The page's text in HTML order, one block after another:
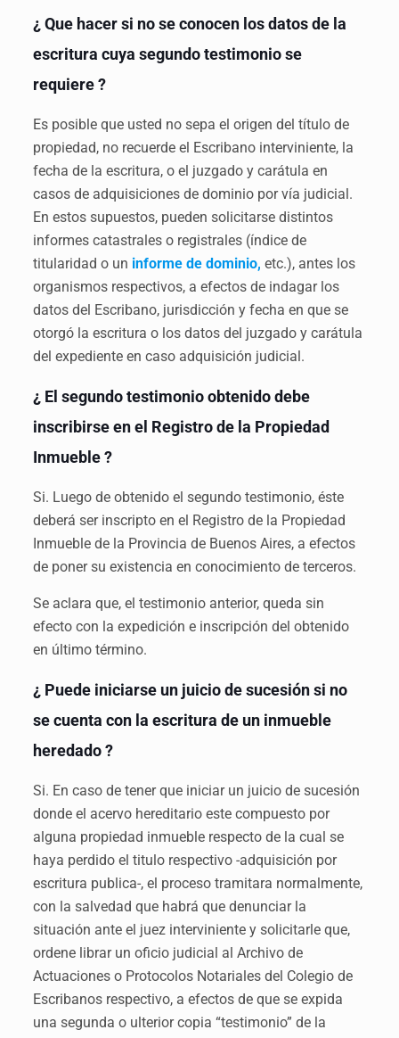
¿ Que hacer si no se conocen los datos de la
escritura cuya segundo testimonio se
requiere ?
Es posible que usted no sepa el origen del título de
propiedad, no recuerde el Escribano interviniente, la
fecha de la escritura, o el juzgado y carátula en
casos de adquisiciones de dominio por vía judicial.
En estos supuestos, pueden solicitarse distintos
informes catastrales o registrales (índice de
titularidad o un informe de dominio, etc.), antes los
organismos respectivos, a efectos de indagar los
datos del Escribano, jurisdicción y fecha en que se
otorgó la escritura o los datos del juzgado y carátula
del expediente en caso adquisición judicial.
¿ El segundo testimonio obtenido debe
inscribirse en el Registro de la Propiedad
Inmueble ?
Si. Luego de obtenido el segundo testimonio, éste
deberá ser inscripto en el Registro de la Propiedad
Inmueble de la Provincia de Buenos Aires, a efectos
de poner su existencia en conocimiento de terceros.
Se aclara que, el testimonio anterior, queda sin
efecto con la expedición e inscripción del obtenido
en último término.
¿ Puede iniciarse un juicio de sucesión si no
se cuenta con la escritura de un inmueble
heredado ?
Si. En caso de tener que iniciar un juicio de sucesión
donde el acervo hereditario este compuesto por
alguna propiedad inmueble respecto de la cual se
haya perdido el titulo respectivo -adquisición por
escritura publica-, el proceso tramitara normalmente,
con la salvedad que habrá que denunciar la
situación ante el juez interviniente y solicitarle que,
ordene librar un oficio judicial al Archivo de
Actuaciones o Protocolos Notariales del Colegio de
Escribanos respectivo, a efectos de que se expida
una segunda o ulterior copia “testimonio” de la